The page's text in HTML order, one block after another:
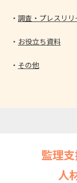
調査・プレスリリ
お役立ち資料
その他
監理
人